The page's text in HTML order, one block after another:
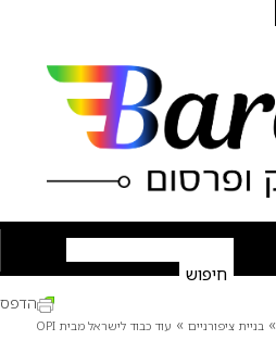
» בניית ציפורניים » עוד כבוד לישראל מבית OPI
הדפס